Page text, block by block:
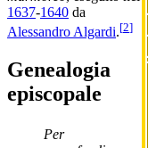
1637-1640 da
Alessandro Algardi.[2]
Genealogia
episcopale
Per